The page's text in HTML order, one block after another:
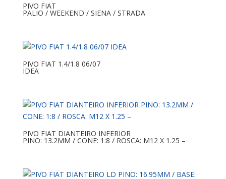
PIVO FIAT
PALIO / WEEKEND / SIENA / STRADA
PIVO FIAT 1.4/1.8 06/07
IDEA
PIVO FIAT DIANTEIRO INFERIOR
PINO: 13.2MM / CONE: 1:8 / ROSCA: M12 X 1.25 –